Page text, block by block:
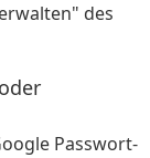
des
Passwort-